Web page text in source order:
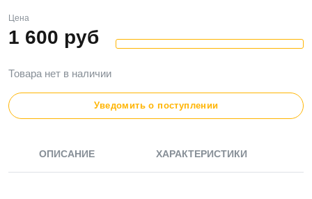
Цена
1 600 руб
Товара нет в наличии
Уведомить о поступлении
ОПИСАНИЕ ХАРАКТЕРИСТИКИ